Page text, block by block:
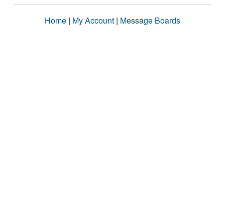
Home | My Account | Message Boards